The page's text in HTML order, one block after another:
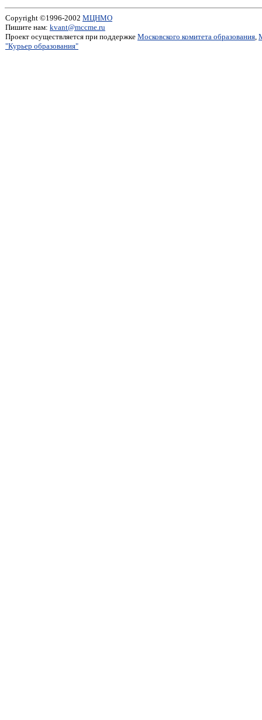
Copyright ©1996-2002 МЦНМО
Пишите нам: kvant@mccme.ru
Проект осуществляется при поддержке Московского комитета образования,
"Курьер образования"